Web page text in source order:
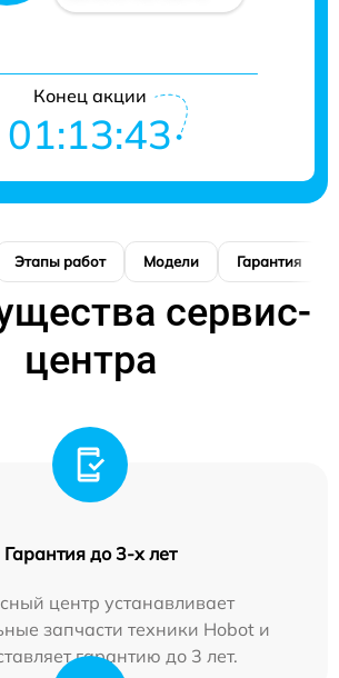
Конец акции
01:13:42
Этапы работ Модели Гарантия
сервис-
центра
Гарантия до 3-х лет
центр устанавливает
запчасти техники Hobot и
гарантию до 3 лет.